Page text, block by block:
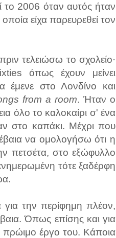
το 2006 όταν αυτός ήταν
είχα παρευρεθεί τον
τελειώσω το σχολείο·
όπως έχουν μείνει
έμενε στο Λονδίνο και
from a room. Ήταν ο
όλο το καλοκαίρι σ' ένα
στο καπάκι. Μέχρι που
να ομολογήσω ότι η
πετσέτα, στο εξώφυλλο
τότε ξαδέρφη
για την περίφημη πλέον,
Όπως επίσης και για
πρώιμο έργο του. Κάποια